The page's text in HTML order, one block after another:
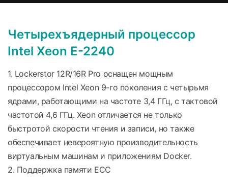
Четырехъядерный процессор
Intel Xeon E-2240
1. Lockerstor 12R/16R Pro оснащен мощным
процессором Intel Xeon 9-го поколения с четырьмя
ядрами, работающими на частоте 3,4 ГГц, с тактовой
частотой 4,6 ГГц. Xeon отличается не только
быстротой скорости чтения и записи, но также
обеспечивает невероятную производительность
виртуальным машинам и приложениям Docker.
2. Поддержка памяти ECC